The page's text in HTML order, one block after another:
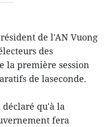
de l'AN Vuong
des
la première session
de laseconde.
qu'à la
fera